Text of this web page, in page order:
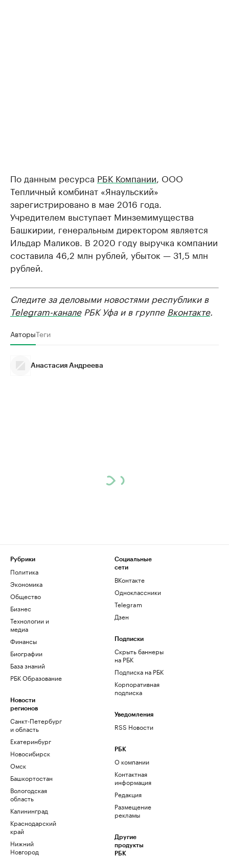
По данным ресурса РБК Компании, ООО
Тепличный комбинат «Янаульский»
зарегистрировано в мае 2016 года.
Учредителем выступает Минземимущества
Башкирии, генеральным директором является
Ильдар Маликов. В 2020 году выручка компании
составила 46,2 млн рублей, убыток — 31,5 млн
рублей.
Следите за деловыми новостями республики в
Telegram-каналеРБК Уфа и в группе Вконтакте.
АвторыТеги
Анастасия Андреева
Рубрики
Политика
Экономика
Общество
Бизнес
Технологии и
медиа
Финансы
Биографии
База знаний
РБК Образование
Новости
регионов
Санкт-Петербург
и область
Екатеринбург
Новосибирск
Омск
Башкортостан
Вологодская
область
Калининград
Краснодарский
край
Нижний
Новгород
Социальные
сети
ВКонтакте
Одноклассники
Telegram
Дзен
Подписки
Скрыть баннеры
на РБК
Подписка на РБК
Корпоративная
подписка
Уведомления
RSS Новости
РБК
О компании
Контактная
информация
Редакция
Размещение
рекламы
Другие
продукты
РБК